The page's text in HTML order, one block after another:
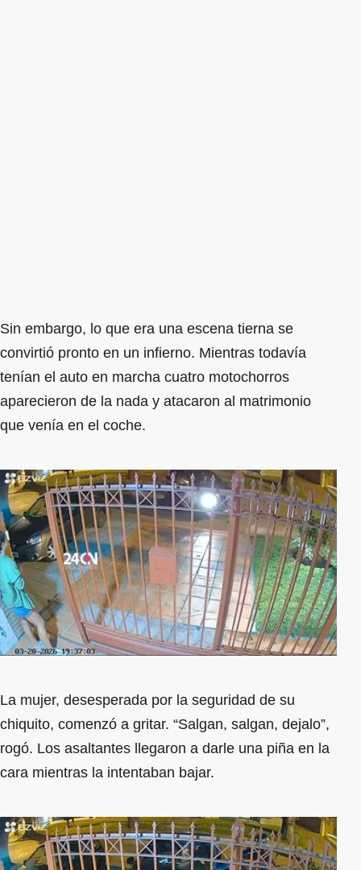
Sin embargo, lo que era una escena tierna se
convirtió pronto en un infierno. Mientras todavía
tenían el auto en marcha cuatro motochorros
aparecieron de la nada y atacaron al matrimonio
que venía en el coche.
La mujer, desesperada por la seguridad de su
chiquito, comenzó a gritar. “Salgan, salgan, dejalo”,
rogó. Los asaltantes llegaron a darle una piña en la
cara mientras la intentaban bajar.